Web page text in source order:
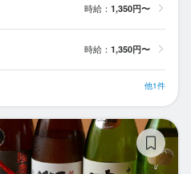
時給： 1,350円〜
時給： 1,350円〜
他1件